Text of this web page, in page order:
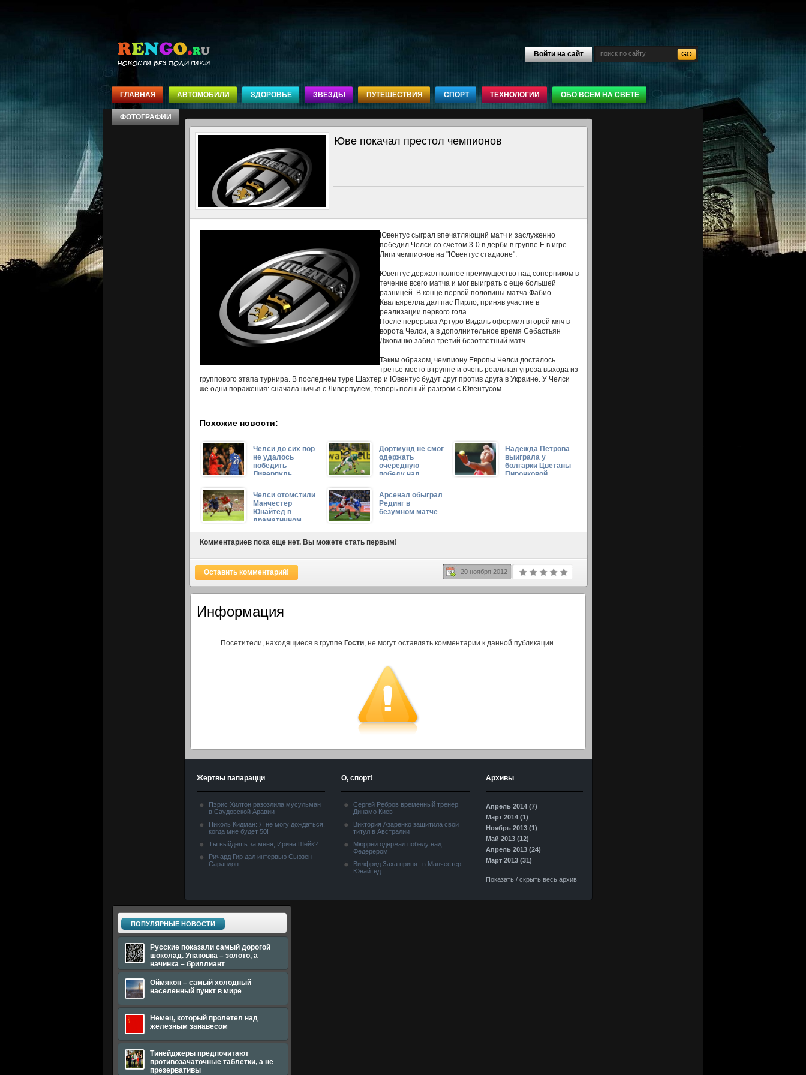
Войти на сайт
ГЛАВНАЯ АВТОМОБИЛИ ЗДОРОВЬЕ ЗВЕЗДЫ ПУТЕШЕСТВИЯ СПОРТ ТЕХНОЛОГИИ ОБО ВСЕМ НА СВЕТЕ
ФОТОГРАФИИ
Юве покачал престол чемпионов
Ювентус сыграл впечатляющий матч и заслуженно
победил Челси со счетом 3-0 в дерби в группе Е в игре
Лиги чемпионов на "Ювентус стадионе".
Ювентус держал полное преимущество над соперником в
течение всего матча и мог выиграть с еще большей
разницей. В конце первой половины матча Фабио
Квальярелла дал пас Пирло, приняв участие в
реализации первого гола.
После перерыва Артуро Видаль оформил второй мяч в
ворота Челси, а в дополнительное время Себастьян
Джовинко забил третий безответный матч.
Таким образом, чемпиону Европы Челси досталось
третье место в группе и очень реальная угроза выхода из
группового этапа турнира. В последнем туре Шахтер и Ювентус будут друг против друга в Украине. У Челси
же одни поражения: сначала ничья с Ливерпулем, теперь полный разгром с Ювентусом.
Похожие новости:
Челси до сих пор
не удалось
победить
Ливерпуль
Дортмунд не смог
одержать
очередную
победу над
Надежда Петрова
выиграла у
болгарки Цветаны
Пиронковой
Челси отомстили
Манчестер
Юнайтед в
драматичном
Арсенал обыграл
Рединг в
безумном матче
Комментариев пока еще нет. Вы можете стать первым!
Оставить комментарий! 20 ноября 2012
Информация
Посетители, находящиеся в группе Гости, не могут оставлять комментарии к данной публикации.
Жертвы папарацци
Пэрис Хилтон разозлила мусульман
в Саудовской Аравии
Николь Кидман: Я не могу дождаться,
когда мне будет 50!
Ты выйдешь за меня, Ирина Шейк?
Ричард Гир дал интервью Сьюзен
Сарандон
О, спорт!
Сергей Ребров временный тренер
Динамо Киев
Виктория Азаренко защитила свой
титул в Австралии
Мюррей одержал победу над
Федерером
Вилфрид Заха принят в Манчестер
Юнайтед
Архивы
Апрель 2014 (7)
Март 2014 (1)
Ноябрь 2013 (1)
Май 2013 (12)
Апрель 2013 (24)
Март 2013 (31)
Показать / скрыть весь архив
ПОПУЛЯРНЫЕ НОВОСТИ
Русские показали самый дорогой
шоколад. Упаковка – золото, а
начинка – бриллиант
Оймякон – самый холодный
населенный пункт в мире
Немец, который пролетел над
железным занавесом
Тинейджеры предпочитают
противозачаточные таблетки, а не
презервативы